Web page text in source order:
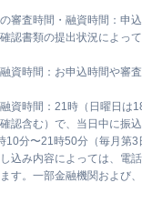
審査時間・融資時間：申
認書類の提出状況によっ
資時間：お申込時間や審
資時間：21時（日曜日は
認含む）で、当日中に振
10分〜21時50分（毎月第
込み内容によっては、電
す。一部金融機関および